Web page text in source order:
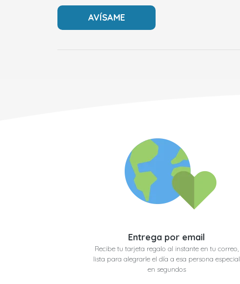
Entrega por email
Recibe tu tarjeta regalo al instante en tu correo,
lista para alegrarle el día a esa persona especial
en segundos